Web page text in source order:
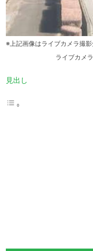
※上記画像はライブカメラ撮
ライブカメ
見出し